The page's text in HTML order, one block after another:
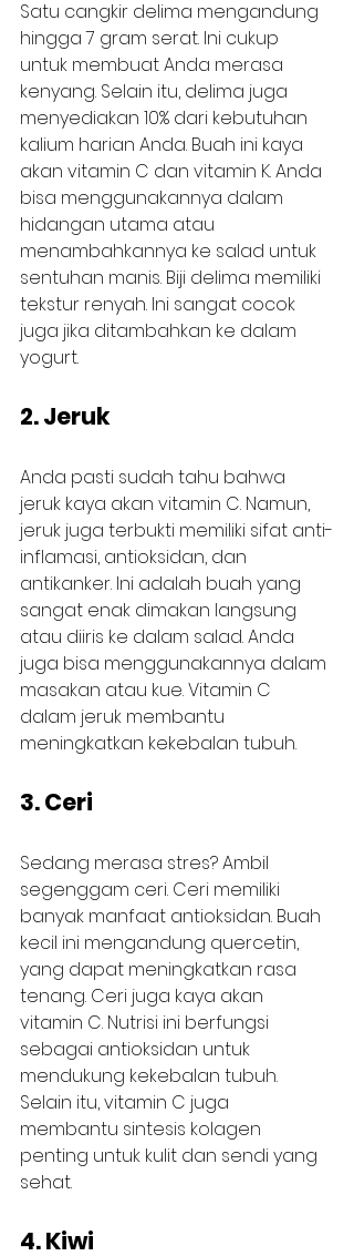
Satu cangkir delima mengandung
hingga 7 gram serat. Ini cukup
untuk membuat Anda merasa
kenyang. Selain itu, delima juga
menyediakan 10% dari kebutuhan
kalium harian Anda. Buah ini kaya
akan vitamin C dan vitamin K. Anda
bisa menggunakannya dalam
hidangan utama atau
menambahkannya ke salad untuk
sentuhan manis. Biji delima memiliki
tekstur renyah. Ini sangat cocok
juga jika ditambahkan ke dalam
yogurt.
2. Jeruk
Anda pasti sudah tahu bahwa
jeruk kaya akan vitamin C. Namun,
jeruk juga terbukti memiliki sifat anti-
inflamasi, antioksidan, dan
antikanker. Ini adalah buah yang
sangat enak dimakan langsung
atau diiris ke dalam salad. Anda
juga bisa menggunakannya dalam
masakan atau kue. Vitamin C
dalam jeruk membantu
meningkatkan kekebalan tubuh.
3. Ceri
Sedang merasa stres? Ambil
segenggam ceri. Ceri memiliki
banyak manfaat antioksidan. Buah
kecil ini mengandung quercetin,
yang dapat meningkatkan rasa
tenang. Ceri juga kaya akan
vitamin C. Nutrisi ini berfungsi
sebagai antioksidan untuk
mendukung kekebalan tubuh.
Selain itu, vitamin C juga
membantu sintesis kolagen
penting untuk kulit dan sendi yang
sehat.
4. Kiwi